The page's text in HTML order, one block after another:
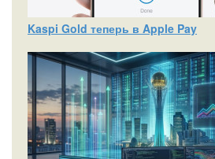
Kaspi Gold теперь в Apple Pay